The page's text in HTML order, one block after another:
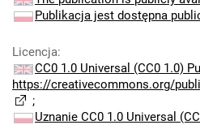
Publikacja jest dostępna
Licencja:
CC0 1.0 Universal (CC0 1.0)
https://creativecommons.org/
;
Uznanie CC0 1.0 Universal